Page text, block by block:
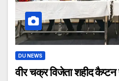
DU NEWS
वीर चक्र विजेता शहीद कैप्टन